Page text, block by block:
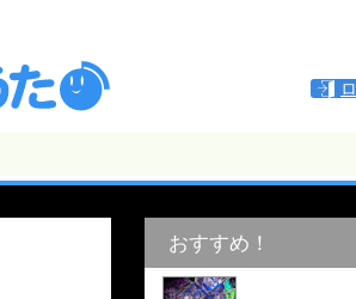
おすすめ！